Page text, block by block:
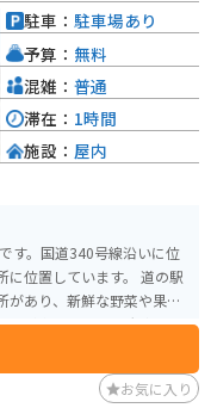
たりと、ドライブやツーリ
す。国道340号線沿いに位
しています。 道の駅
があり、新鮮な野菜や果
しめます。 大東町
おり、道の駅でもそばを
は、香りが高くコシが強い
い一品です。また、地元
駐車： 駐車場あり
予算： 無料
混雑： 普通
滞在： 1時間
施設： 屋内
お気に入り